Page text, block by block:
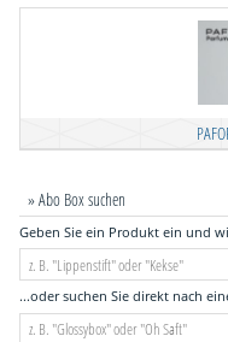
» Abo Box suchen
Geben Sie ein Produkt ein und
...oder suchen Sie direkt nach